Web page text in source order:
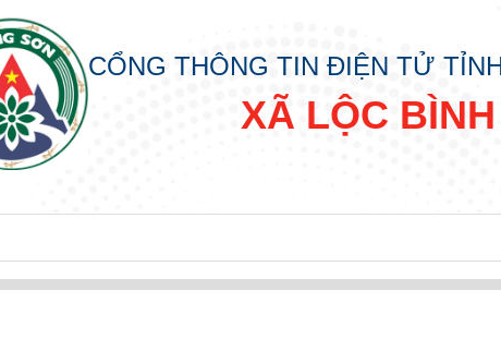
CỔNG THÔNG TIN ĐIỆN TỬ
XÃ LỘC BÌNH